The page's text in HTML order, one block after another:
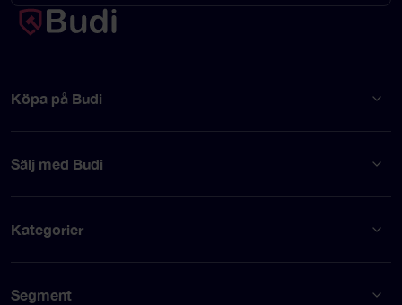
Köpa på Budi
Sälj med Budi
Kategorier
Segment